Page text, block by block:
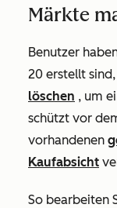
Märkte
Benutzer
20 erstellt
löschen , um
schützt vor
vorhandenen
Kaufabsicht
So bearbeiten